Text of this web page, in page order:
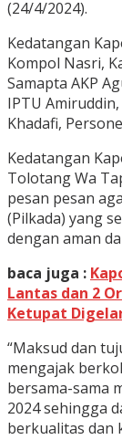
(24/4/2024).
Kedatangan
Kompol Nasri,
Samapta AKP
IPTU
Khadafi,
Kedatangan
Tolotang Wa
pesan pesan
(Pilkada) yang
dengan aman
baca juga :
Lantas dan 2
Ketupat
“Maksud dan
mengajak
bersama-sama
2024 sehingga
berkualitas dan